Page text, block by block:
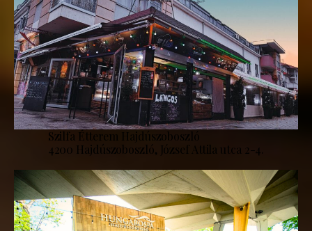
Szilfa Étterem Hajdúszoboszló
4200 Hajdúszoboszló, József Attila utca 2-4.